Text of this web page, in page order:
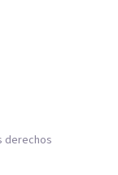
derechos